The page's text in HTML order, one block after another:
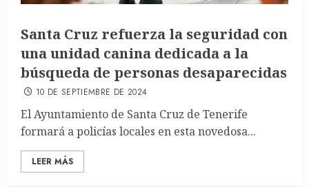
Santa Cruz refuerza la seguridad con
una unidad canina dedicada a la
búsqueda de personas desaparecidas
10 DE SEPTIEMBRE DE 2024
El Ayuntamiento de Santa Cruz de Tenerife
formará a policías locales en esta novedosa...
LEER MÁS